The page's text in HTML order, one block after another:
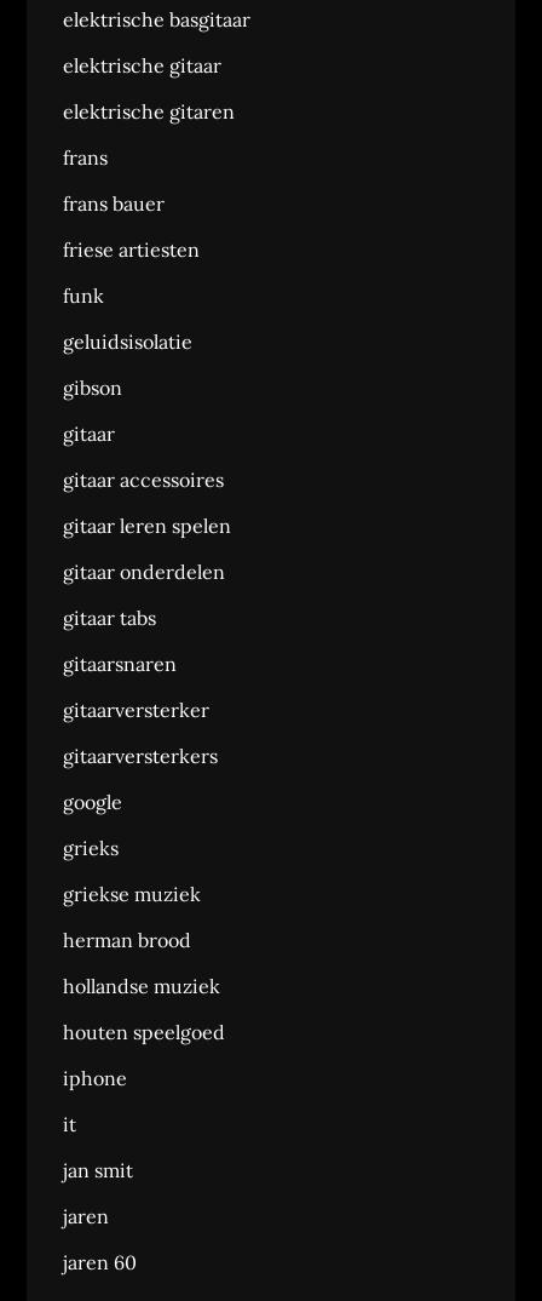
elektrische basgitaar
elektrische gitaar
elektrische gitaren
frans
frans bauer
friese artiesten
funk
geluidsisolatie
gibson
gitaar
gitaar accessoires
gitaar leren spelen
gitaar onderdelen
gitaar tabs
gitaarsnaren
gitaarversterker
gitaarversterkers
google
grieks
griekse muziek
herman brood
hollandse muziek
houten speelgoed
iphone
it
jan smit
jaren
jaren 60